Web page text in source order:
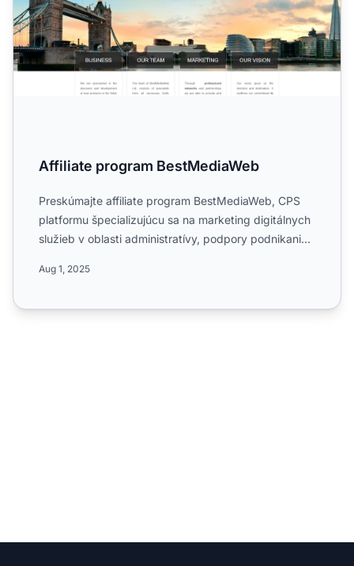
Affiliate program BestMediaWeb
Preskúmajte affiliate program BestMediaWeb, CPS
platformu špecializujúcu sa na marketing digitálnych
služieb v oblasti administratívy, podpory podnikania
Aug 1, 2025